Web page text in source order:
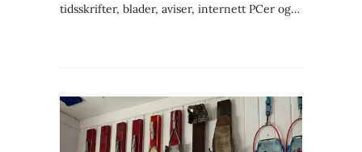
tidsskrifter, blader, aviser, internett PCer og…